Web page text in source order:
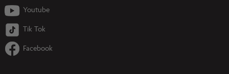
Youtube
Tik Tok
Facebook